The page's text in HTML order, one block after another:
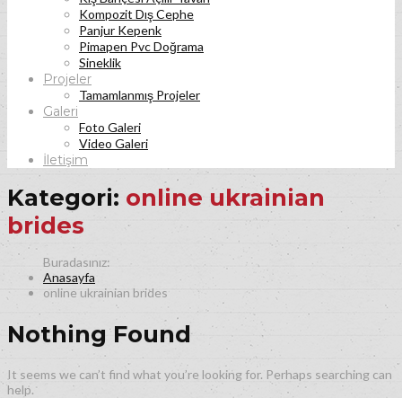
Kompozit Dış Cephe
Panjur Kepenk
Pimapen Pvc Doğrama
Sineklik
Projeler
Tamamlanmış Projeler
Galeri
Foto Galeri
Video Galeri
İletişim
Kategori: online ukrainian
brides
Anasayfa
online ukrainian brides
Nothing Found
It seems we can’t find what you’re looking for. Perhaps searching can
help.